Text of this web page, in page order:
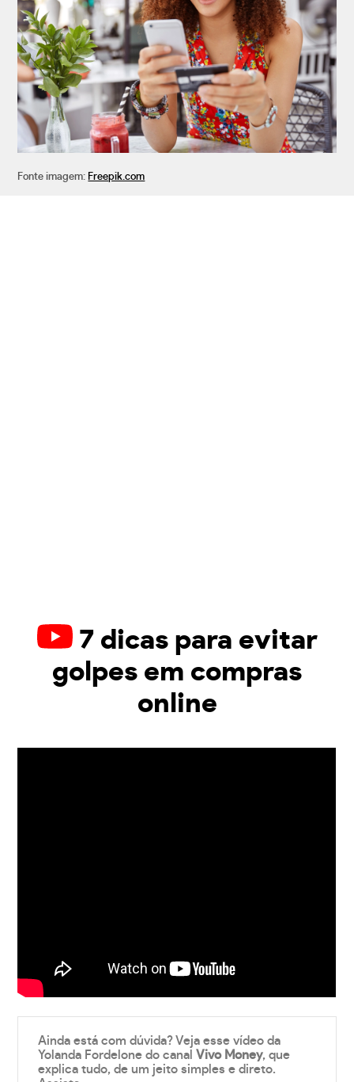
Fonte imagem: Freepik.com
7 dicas para evitar
golpes em compras
online
Ainda está com dúvida? Veja esse vídeo da
Yolanda Fordelone do canalVivo Money, que
explica tudo, de um jeito simples e direto.